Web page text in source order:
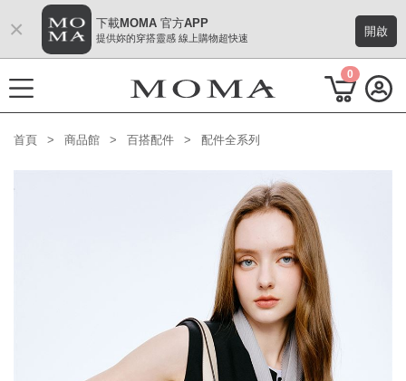
× 下載MOMA 官方APP
提供妳的穿搭靈感 線上購物超快速 開啟
0
首頁 商品館 百搭配件 配件全系列